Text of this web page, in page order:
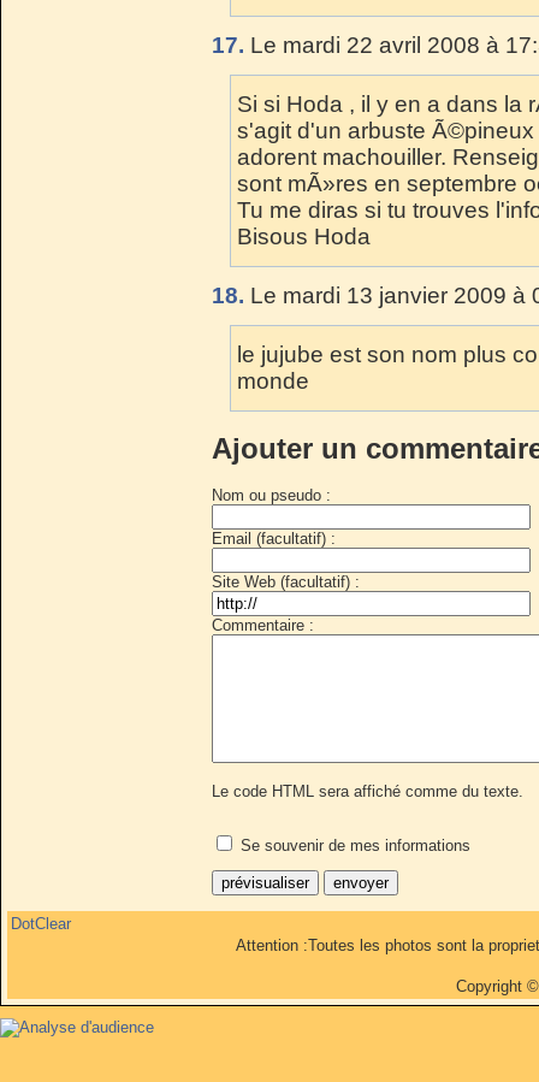
17. Le mardi 22 avril 2008 à
Si si Hoda , il y en a dans la
s'agit d'un arbuste
adorent machouiller.
sont mÃ»res en septembre
Tu me diras si tu trouves
Bisous Hoda
18. Le mardi 13 janvier 2009 à
le jujube est son nom plus
monde
Ajouter un
Nom ou pseudo :
Email (facultatif) :
Site Web (facultatif) :
Commentaire :
Le code HTML sera affiché comme du texte.
Se souvenir de mes informations
DotClear
Attention :Toutes les photos sont la
Copyright